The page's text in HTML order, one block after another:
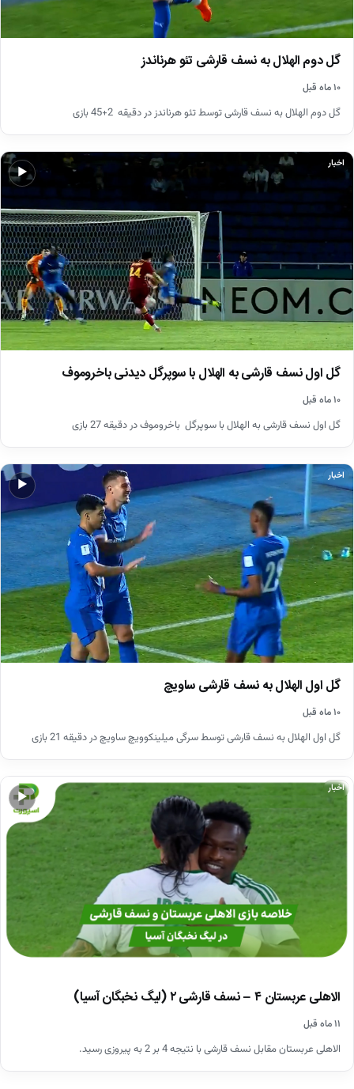
گل دوم الهلال به نسف قارشی تئو هرناندز
۱۰ ماه قبل
گل دوم الهلال به نسف قارشی توسط تئو هرناندز در دقیقه 2+45 بازی
▶
اخبار
گل اول نسف قارشی به الهلال با سوپرگل دیدنی باخروموف
۱۰ ماه قبل
گل اول نسف قارشی به الهلال با سوپرگل باخروموف در دقیقه 27 بازی
▶
اخبار
گل اول الهلال به نسف قارشی ساویچ
۱۰ ماه قبل
گل اول الهلال به نسف قارشی توسط سرگی میلینکوویچ ساویچ در دقیقه 21 بازی
▶
اخبار
الاهلی عربستان ۴ – نسف قارشی ۲ (لیگ نخبگان آسیا)
۱۱ ماه قبل
الاهلی عربستان مقابل نسف قارشی با نتیجه 4 بر 2 به پیروزی رسید.